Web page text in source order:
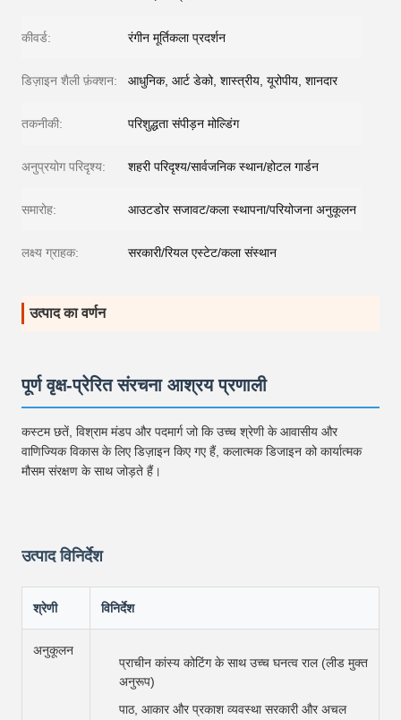
कीवर्ड: रंगीन मूर्तिकला प्रदर्शन
डिज़ाइन शैली फ़ंक्शन: आधुनिक, आर्ट डेको, शास्त्रीय, यूरोपीय, शानदार
तकनीकी: परिशुद्धता संपीड़न मोल्डिंग
अनुप्रयोग परिदृश्य: शहरी परिदृश्य/सार्वजनिक स्थान/होटल गार्डन
समारोह: आउटडोर सजावट/कला स्थापना/परियोजना अनुकूलन
लक्ष्य ग्राहक: सरकारी/रियल एस्टेट/कला संस्थान
उत्पाद का वर्णन
पूर्ण वृक्ष-प्रेरित संरचना आश्रय प्रणाली
कस्टम छतें, विश्राम मंडप और पदमार्ग जो कि उच्च श्रेणी के आवासीय और
वाणिज्यिक विकास के लिए डिज़ाइन किए गए हैं, कलात्मक डिजाइन को कार्यात्मक
मौसम संरक्षण के साथ जोड़ते हैं।
उत्पाद विनिर्देश
श्रेणी विनिर्देश
अनुकूलन
प्राचीन कांस्य कोटिंग के साथ उच्च घनत्व राल (लीड मुक्त
अनुरूप)
पाठ, आकार और प्रकाश व्यवस्था सरकारी और अचल